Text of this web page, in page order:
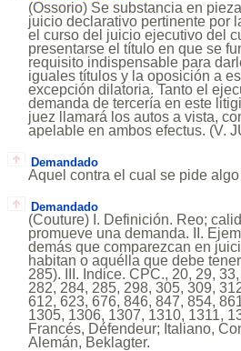
(Ossorio) Se substancia en
juicio declarativo pertinente por
el curso del juicio ejecutivo del
presentarse el título en que se
requisito indispensable para
iguales títulos y la oposición a
excepción dilatoria. Tanto el
demanda de tercería en este
juez llamará los autos a vista,
apelable en ambos efectus. (V.
Demandado
Aquel contra el cual se pide
Demandado
(Couture) I. Definición. Reo;
promueve una demanda. II.
demás que comparezcan en
habitan o aquélla que debe
285). III. Indice. CPC., 20, 29,
282, 284, 285, 298, 305, 309,
612, 623, 676, 846, 847, 854,
1305, 1306, 1307, 1310, 1311,
Francés, Défendeur; Italiano,
Alemán, Beklagter.